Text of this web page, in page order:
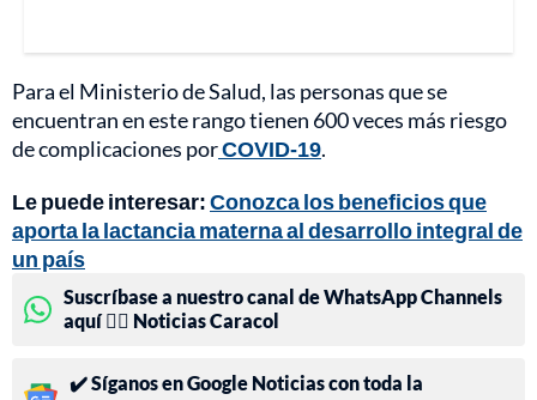
Para el Ministerio de Salud, las personas que se
encuentran en este rango tienen 600 veces más riesgo
de complicaciones porCOVID-19.
Le puede interesar:Conozca los beneficios que
aporta la lactancia materna al desarrollo integral de
un país
Suscríbase a nuestro canal de WhatsApp Channels
aquí 👉🏻 Noticias Caracol
✔️ Síganos en Google Noticias con toda la